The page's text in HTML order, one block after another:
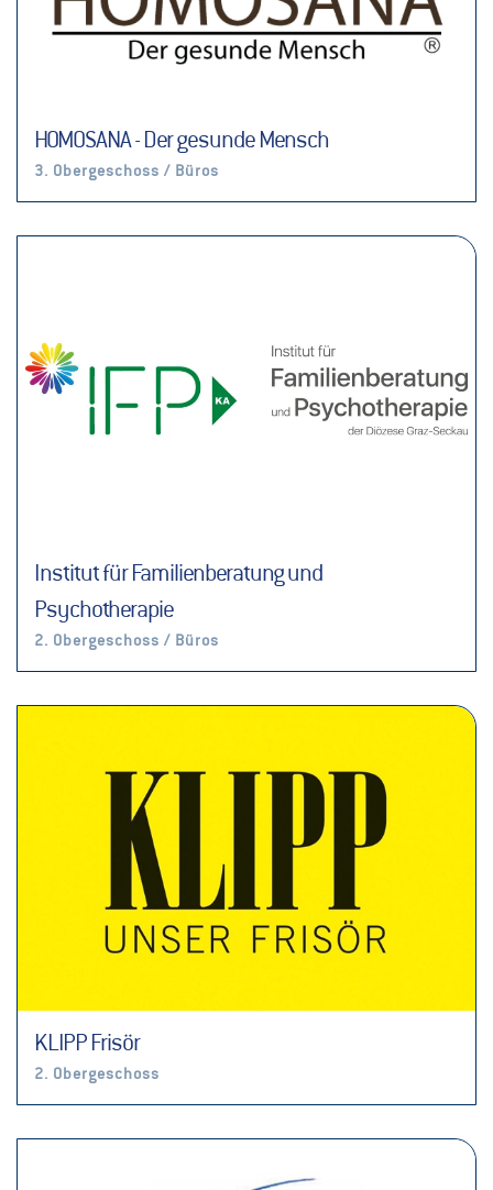
HOMOSANA - Der gesunde Mensch
3. Obergeschoss / Büros
Institut für Familienberatung und
Psychotherapie
2. Obergeschoss / Büros
KLIPP Frisör
2. Obergeschoss